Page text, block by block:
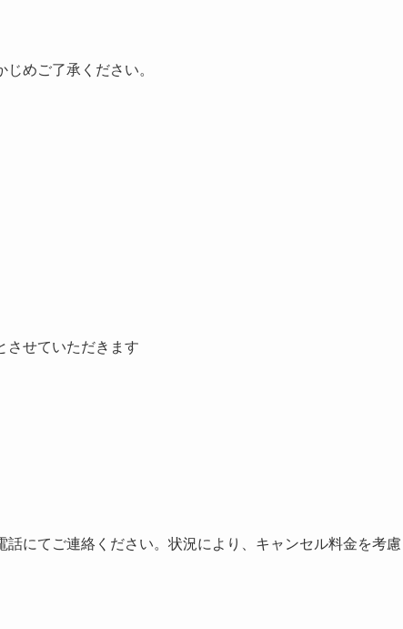
めご了承ください。
させていただきます
にてご連絡ください。状況により、キャンセル料金を考慮